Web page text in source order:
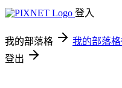
登入
我的部落格 我的部落
登出